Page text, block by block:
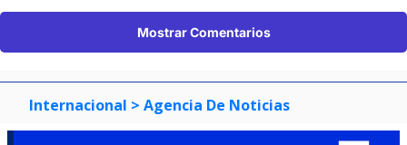
Mostrar Comentarios
Internacional > Agencia De Noticias